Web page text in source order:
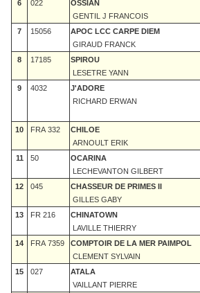
6 022
OSSIAN
GENTIL J FRANCOIS
7 15056
APOC LCC CARPE DIEM
GIRAUD FRANCK
8 17185
SPIROU
LESETRE YANN
9 4032
J'ADORE
RICHARD ERWAN
10
FRA 332
CHILOE
ARNOULT ERIK
11 50
OCARINA
LECHEVANTON GILBERT
12 045
CHASSEUR DE PRIMES II
GILLES GABY
13 FR 216
CHINATOWN
LAVILLE THIERRY
14
FRA 7359
COMPTOIR DE LA MER PAIMPOL
CLEMENT SYLVAIN
15
027
ATALA
VAILLANT PIERRE